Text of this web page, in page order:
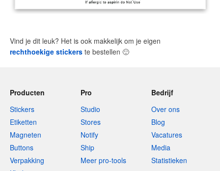
Vind je dit leuk? Het is ook makkelijk om je eigen
rechthoekige stickers te bestellen 🙂
Producten
Stickers
Etiketten
Magneten
Buttons
Verpakking
Pro
Studio
Stores
Notify
Ship
Meer pro-tools
Bedrijf
Over ons
Blog
Vacatures
Media
Statistieken